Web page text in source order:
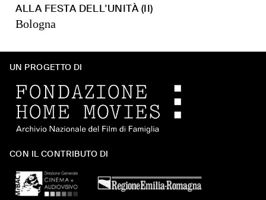
ALLA FESTA DELL'UNITÀ (II)
Bologna
UN PROGETTO DI
CON IL CONTRIBUTO DI